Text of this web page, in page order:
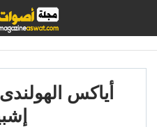
أياكس